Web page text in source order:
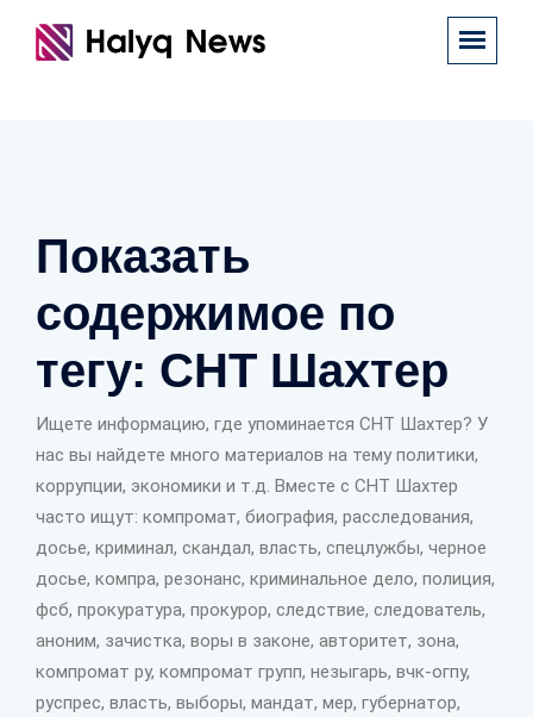
Показать
содержимое по
тегу: СНТ Шахтер
Ищете информацию, где упоминается СНТ Шахтер? У
нас вы найдете много материалов на тему политики,
коррупции, экономики и т.д. Вместе с СНТ Шахтер
часто ищут: компромат, биография, расследования,
досье, криминал, скандал, власть, спецлужбы, черное
досье, компра, резонанс, криминальное дело, полиция,
фсб, прокуратура, прокурор, следствие, следователь,
аноним, зачистка, воры в законе, авторитет, зона,
компромат ру, компромат групп, незыгарь, вчк-огпу,
руспрес, власть, выборы, мандат, мер, губернатор,